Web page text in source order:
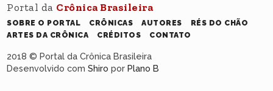
Portal da Crônica Brasileira
SOBRE O PORTAL CRÔNICAS AUTORES
RÉS DO CHÃO
ARTES DA CRÔNICA
CRÉDITOS CONTATO
2018 © Portal da Crônica Brasileira
Desenvolvido comShiro porPlano B